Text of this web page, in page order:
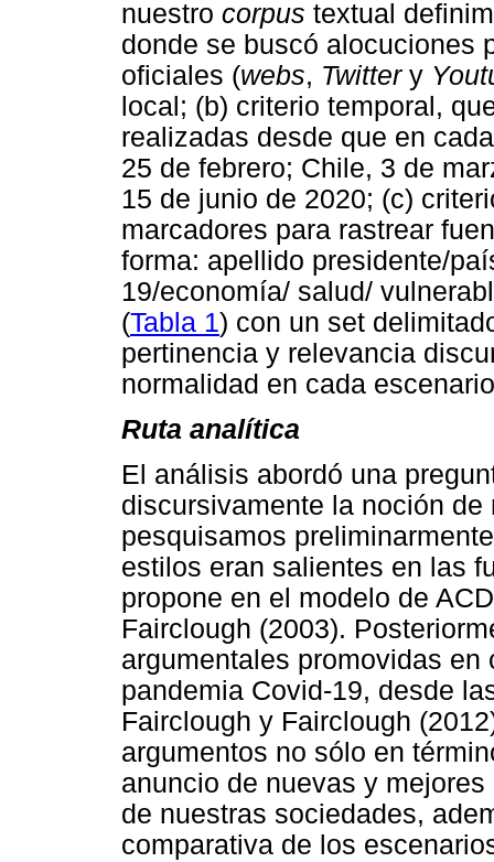
nuestro corpus textual
donde se buscó alocuciones
oficiales (webs, Twittery
local; (b) criterio temporal,
realizadas desde que en
25 de febrero; Chile, 3 de
15 de junio de 2020; (c)
marcadores para rastrear
forma: apellido presidente/
19/economía/ salud/
(Tabla 1) con un set
pertinencia y relevancia
normalidad en cada
Ruta analítica
El análisis abordó una
discursivamente la noción
pesquisamos
estilos eran salientes en las
propone en el modelo de
Fairclough (2003).
argumentales promovidas
pandemia Covid-19, desde
Fairclough y Fairclough
argumentos no sólo en
anuncio de nuevas y
de nuestras sociedades,
comparativa de los